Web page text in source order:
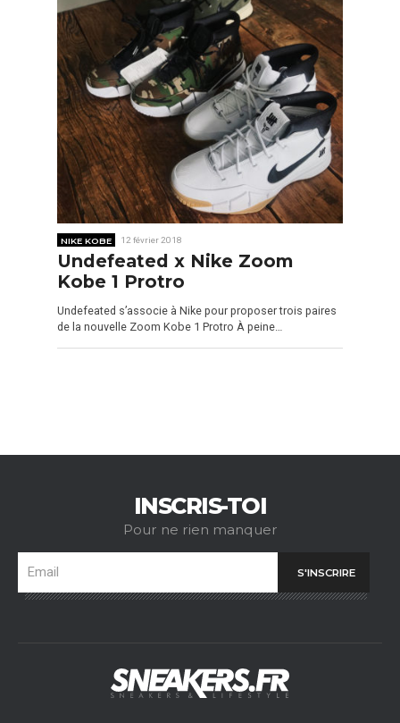
NIKE KOBE 12 février 2018
Undefeated x Nike Zoom
Kobe 1 Protro
Undefeated s’associe à Nike pour proposer trois paires
de la nouvelle Zoom Kobe 1 Protro À peine…
INSCRIS-TOI
Pour ne rien manquer